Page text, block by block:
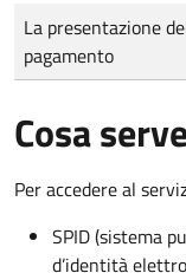
Tipo di pagamento
Importo
La presentazione
pagamento
Cosa
Per accedere al
SPID (sistema
d’identità